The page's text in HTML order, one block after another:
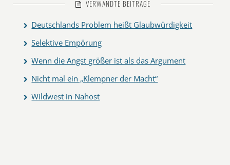
VERWANDTE BEITRÄGE
Deutschlands Problem heißt Glaubwürdigkeit
Selektive Empörung
Wenn die Angst größer ist als das Argument
Nicht mal ein „Klempner der Macht“
Wildwest in Nahost